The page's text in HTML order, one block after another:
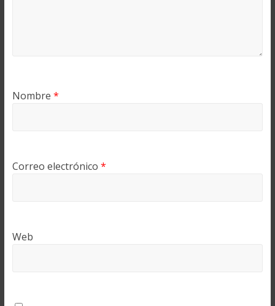
Nombre *
Correo electrónico *
Web